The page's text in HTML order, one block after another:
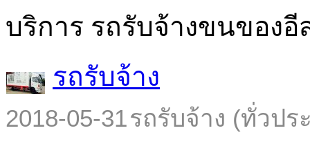
บริการ รถรับจ้างขนของ
รถรับจ้าง
2018-05-31รถรับจ้าง (ทั่วปร